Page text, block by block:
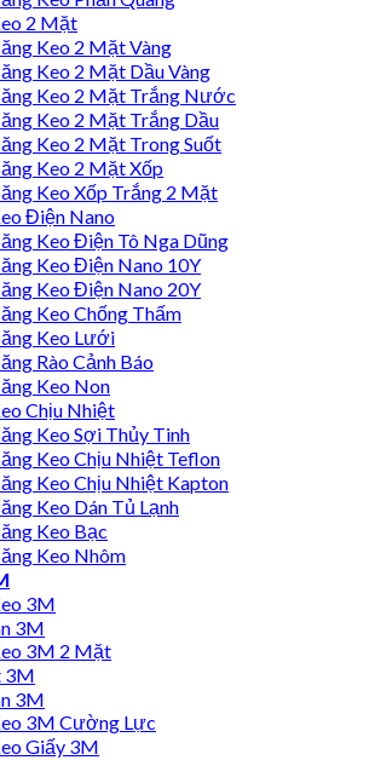
2 Mặt
Keo 2 Mặt Vàng
Keo 2 Mặt Dầu Vàng
Keo 2 Mặt Trắng Nước
Keo 2 Mặt Trắng Dầu
Keo 2 Mặt Trong Suốt
Keo 2 Mặt Xốp
Keo Xốp Trắng 2 Mặt
Điện Nano
Keo Điện Tô Nga Dũng
Keo Điện Nano 10Y
Keo Điện Nano 20Y
Keo Chống Thấm
Keo Lưới
Rào Cảnh Báo
Keo Non
Chịu Nhiệt
Keo Sợi Thủy Tinh
Keo Chịu Nhiệt Teflon
Keo Chịu Nhiệt Kapton
Keo Dán Tủ Lạnh
Keo Bạc
Keo Nhôm
3M
3M
3M 2 Mặt
3M
3M
3M Cường Lực
Giấy 3M